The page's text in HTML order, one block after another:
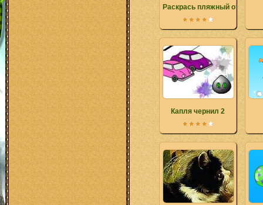
Раскрась пляжный отдых
Капля чернил 2